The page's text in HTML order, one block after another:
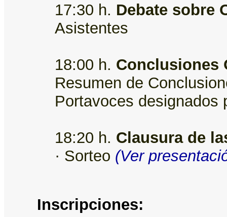
17:30 h. Debate sobre
Asistentes
18:00 h. Conclusiones
Resumen de
Portavoces designados
18:20 h. Clausura de
· Sorteo (Ver
Inscripciones: